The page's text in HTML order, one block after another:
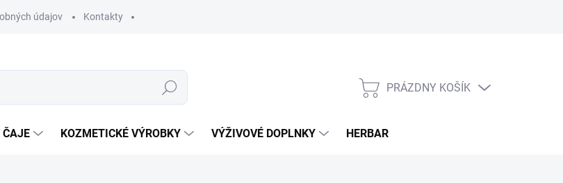
údajov Kontakty
Hľadať
NÁKUPNÝ
PRÁZDNY KOŠÍK
ČAJE KOZMETICKÉ VÝROBKY VÝŽIVOVÉ DOPLNKY HERBAR